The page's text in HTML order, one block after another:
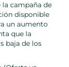
la campaña de
disponible
un aumento
que la
baja de los